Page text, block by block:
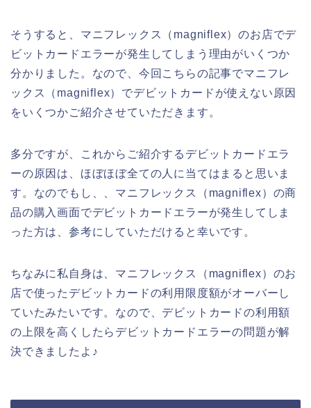
そうすると、マニフレックス（magniflex）のお店でデ
ビットカードエラーが発生してしまう理由がいくつか
分かりました。なので、今回こちらの記事でマニフレ
ックス（magniflex）でデビットカードが使えない原因
をいくつかご紹介させていただきます。
多分ですが、これからご紹介するデビットカードエラ
ーの原因は、ほぼほぼ全ての人に当てはまると思いま
す。なのでもし、、マニフレックス（magniflex）の商
品の購入画面でデビットカードエラーが発生してしま
った方は、参考にしていただけると幸いです。
ちなみに私自身は、マニフレックス（magniflex）のお
店で使ったデビットカードの利用限度額がオーバーし
ていたみたいです。なので、デビットカードの利用額
の上限を高くしたらデビットカードエラーの問題が解
決できましたよ♪